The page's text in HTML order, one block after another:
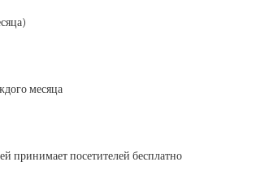
месяца
принимает посетителей бесплатно